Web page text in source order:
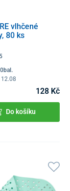
vlhčené
80 ks
128 Kč
Do košíku